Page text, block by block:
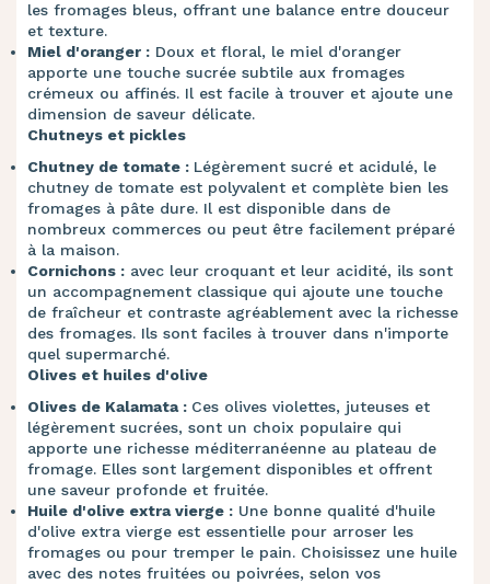
les fromages bleus, offrant une balance entre douceur
et texture.
Miel d'oranger : Doux et floral, le miel d'oranger
apporte une touche sucrée subtile aux fromages
crémeux ou affinés. Il est facile à trouver et ajoute une
dimension de saveur délicate.
Chutneys et pickles
Chutney de tomate : Légèrement sucré et acidulé, le
chutney de tomate est polyvalent et complète bien les
fromages à pâte dure. Il est disponible dans de
nombreux commerces ou peut être facilement préparé
à la maison.
Cornichons : avec leur croquant et leur acidité, ils sont
un accompagnement classique qui ajoute une touche
de fraîcheur et contraste agréablement avec la richesse
des fromages. Ils sont faciles à trouver dans n'importe
quel supermarché.
Olives et huiles d'olive
Olives de Kalamata : Ces olives violettes, juteuses et
légèrement sucrées, sont un choix populaire qui
apporte une richesse méditerranéenne au plateau de
fromage. Elles sont largement disponibles et offrent
une saveur profonde et fruitée.
Huile d'olive extra vierge : Une bonne qualité d'huile
d'olive extra vierge est essentielle pour arroser les
fromages ou pour tremper le pain. Choisissez une huile
avec des notes fruitées ou poivrées, selon vos